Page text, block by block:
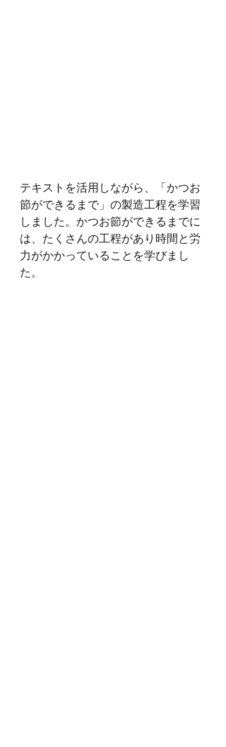
テキストを活用しながら、「かつお
節ができるまで」の製造工程を学習
しました。かつお節ができるまでに
は、たくさんの工程があり時間と労
力がかかっていることを学びまし
た。